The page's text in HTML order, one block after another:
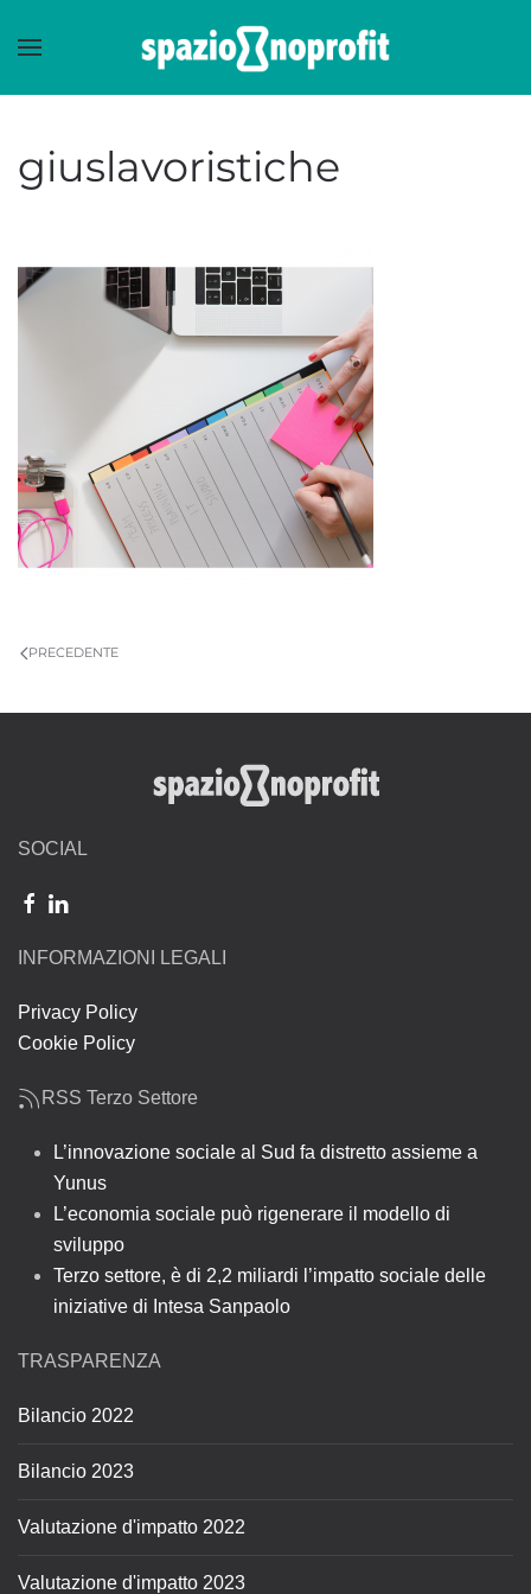
Skip to main content
giuslavoristiche
PRECEDENTE
SOCIAL
INFORMAZIONI LEGALI
Privacy Policy
Cookie Policy
RSS Terzo Settore
L’innovazione sociale al Sud fa distretto assieme a
Yunus
L’economia sociale può rigenerare il modello di
sviluppo
Terzo settore, è di 2,2 miliardi l’impatto sociale delle
iniziative di Intesa Sanpaolo
TRASPARENZA
Bilancio 2022
Bilancio 2023
Valutazione d'impatto 2022
Valutazione d'impatto 2023